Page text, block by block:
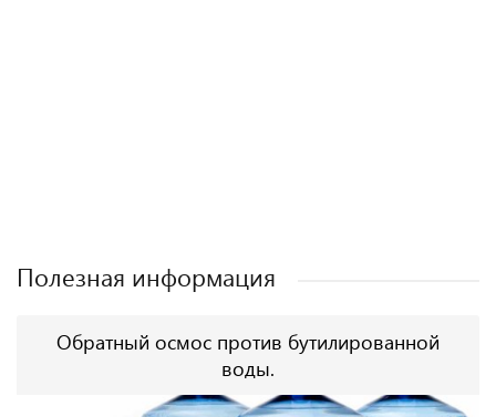
Полезная информация
Обратный осмос против бутилированной
воды.